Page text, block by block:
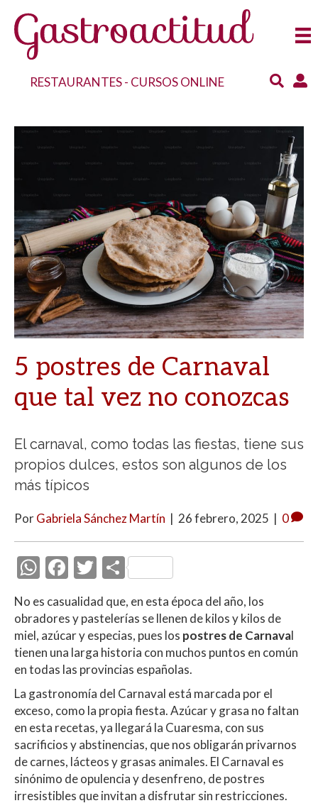
RESTAURANTES- CURSOS ONLINE
5 postres de Carnaval
que tal vez no conozcas
El carnaval, como todas las fiestas, tiene sus
propios dulces, estos son algunos de los
más típicos
PorGabriela Sánchez Martín | 26 febrero, 2025 | 0
W
at
s
A
p
p
F
ac
e
b
o
o
k
T
w
itt
er
C
m
p
ar
ti
r
No es casualidad que, en esta época del año, los
obradores y pastelerías se llenen de kilos y kilos de
miel, azúcar y especias, pues los postres de Carnaval
tienen una larga historia con muchos puntos en común
en todas las provincias españolas.
La gastronomía del Carnaval está marcada por el
exceso, como la propia fiesta. Azúcar y grasa no faltan
en esta recetas, ya llegará la Cuaresma, con sus
sacrificios y abstinencias, que nos obligarán privarnos
de carnes, lácteos y grasas animales. El Carnaval es
sinónimo de opulencia y desenfreno, de postres
irresistibles que invitan a disfrutar sin restricciones.